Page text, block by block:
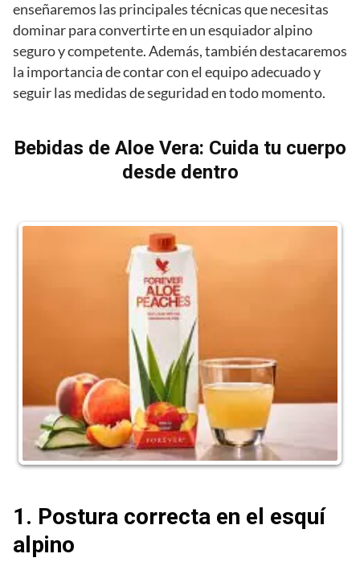
enseñaremos las principales técnicas que necesitas
dominar para convertirte en un esquiador alpino
seguro y competente. Además, también destacaremos
la importancia de contar con el equipo adecuado y
seguir las medidas de seguridad en todo momento.
Bebidas de Aloe Vera: Cuida tu cuerpo
desde dentro
1. Postura correcta en el esquí
alpino